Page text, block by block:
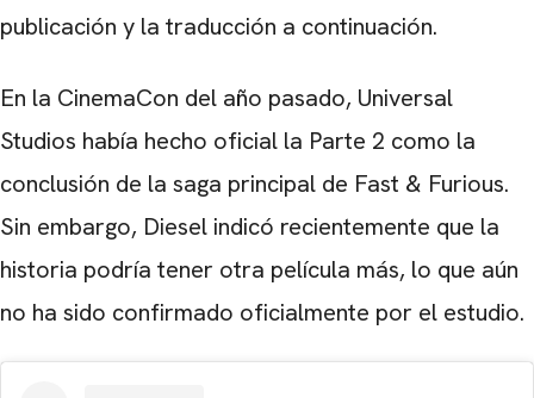
publicación y la traducción a continuación.
En la CinemaCon del año pasado, Universal
Studios había hecho oficial la Parte 2 como la
conclusión de la saga principal de Fast & Furious.
Sin embargo, Diesel indicó recientemente que la
historia podría tener otra película más, lo que aún
no ha sido confirmado oficialmente por el estudio.